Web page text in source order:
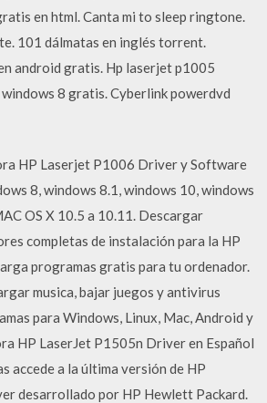
en html. Canta mi to sleep ringtone.
101 dálmatas en inglés torrent.
android gratis. Hp laserjet p1005
8 gratis. Cyberlink powerdvd
HP Laserjet P1006 Driver y Software
8, windows 8.1, windows 10, windows
OS X 10.5 a 10.11. Descargar
completas de instalación para la HP
programas gratis para tu ordenador.
musica, bajar juegos y antivirus
para Windows, Linux, Mac, Android y
HP LaserJet P1505n Driver en Español
accede a la última versión de HP
desarrollado por HP Hewlett Packard.